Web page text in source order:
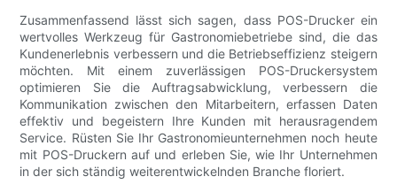
Zusammenfassend lässt sich sagen, dass POS-Drucker ein
wertvolles Werkzeug für Gastronomiebetriebe sind, die das
Kundenerlebnis verbessern und die Betriebseffizienz steigern
möchten. Mit einem zuverlässigen POS-Druckersystem
optimieren Sie die Auftragsabwicklung, verbessern die
Kommunikation zwischen den Mitarbeitern, erfassen Daten
effektiv und begeistern Ihre Kunden mit herausragendem
Service. Rüsten Sie Ihr Gastronomieunternehmen noch heute
mit POS-Druckern auf und erleben Sie, wie Ihr Unternehmen
in der sich ständig weiterentwickelnden Branche floriert.